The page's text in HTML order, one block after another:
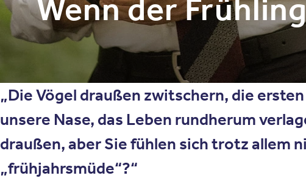
Wenn der
Die Vögel draußen zwitschern, die
unsere Nase, das Leben rundherum
draußen, aber Sie fühlen sich trotz allem
„frühjahrsmüde“?